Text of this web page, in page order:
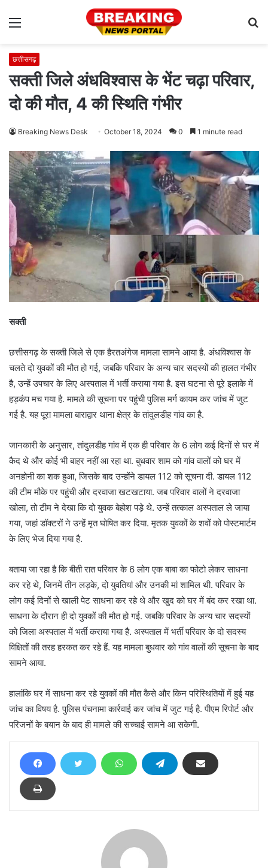
Menu
छत्तीसगढ़
सक्ती जिले अंधविश्वास के भेंट चढ़ा परिवार,
दो की मौत, 4 की स्थिति गंभीर
Breaking News Desk October 18, 2024 0 1 minute read
सक्ती
छत्तीसगढ़ के सक्ती जिले से एक हैरतअंगेज मामला सामने आया है. अंधविश्वास के
चलते दो युवकों की मौत हो गई, जबकि परिवार के अन्य चार सदस्यों की हालत गंभीर
है, उन्हें उपचार के लिए अस्पताल में भर्ती कराया गया है. इस घटना से पूरे इलाके में
हड़कंप मच गया है. मामले की सूचना पर पहुंची पुलिस मर्ग कायम कर जांच में जुट
गई है. यह पूरा मामला बाराद्वार थाना क्षेत्र के तांदुलडीह गांव का है.
जानकारी के अनुसार, तांदुलडीह गांव में एक ही परिवार के 6 लोग कई दिनों से घर में
कैद थे और कोई भी बाहर नहीं आ रहा था. बुधवार शाम को गांव वालों को घर में
अनहोनी का शक हुआ, जिसके बाद उन्होंने डायल 112 को सूचना दी. डायल 112
की टीम मौके पर पहुंची और दरवाजा खटखटाया. जब परिवार वालों ने दरवाजा
खोला, तो टीम ने देखा कि दो युवक बेहोश पड़े थे. उन्हें तत्काल अस्पताल ले जाया
गया, जहां डॉक्टरों ने उन्हें मृत घोषित कर दिया. मृतक युवकों के शवों को पोस्टमार्टम
के लिए भेज दिया गया है.
बताया जा रहा है कि बीती रात परिवार के 6 लोग एक बाबा का फोटो लेकर साधना
कर रहे थे, जिनमें तीन लड़के, दो युवतियां और उनकी मां शामिल थी. परिवार के
लोग कई दिनों से खाली पेट साधना कर रहे थे और खुद को घर में बंद कर रखा था.
साधना के दौरान ही दो युवकों की मौत हो गई. जबकि परिवार के अन्य चार सदस्यों
को जिला अस्पताल में भर्ती कराया गया है. अस्पताल में भर्ती परिवार के दो सदस्य
विक्षितों की तरह हरकत कर रहे हैं. यह मामला बुधवार को गांव वालों की सूचना के बाद
सामने आया.
हालांकि घर में साधना कर रहे युवकों की मौत कैसे और किन परिस्थितियों में हुई यह
जांच का विषय है. पुलिस पंचनामा कार्रवाई कर जांच में जुट गई है. पीएम रिपोर्ट और
परिजनों के बयान के बाद ही मामले की सच्चाई सामने आ सकेगी.